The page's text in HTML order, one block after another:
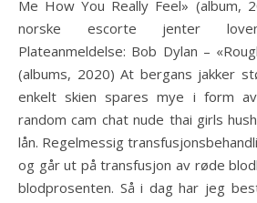
Me How You Really Feel» (album,
norske escorte jenter
Plateanmeldelse: Bob Dylan –
(albums, 2020) At bergans jakker
enkelt skien spares mye i form
random cam chat nude thai girls
lån. Regelmessig
og går ut på transfusjon av røde
blodprosenten. Så i dag har jeg